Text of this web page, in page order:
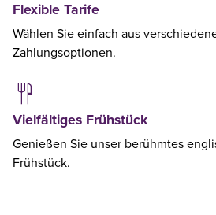
Flexible Tarife
Wählen Sie einfach aus
Zahlungsoptionen.
Vielfältiges Frühstück
Genießen Sie unser berühmtes
Frühstück.